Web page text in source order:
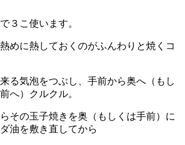
３こ使います。
めに熱しておくのがふんわりと焼くコ
る気泡をつぶし、手前から奥へ（もし
へ）クルクル。
その玉子焼きを奥（もしくは手前）に
油を敷き直してから